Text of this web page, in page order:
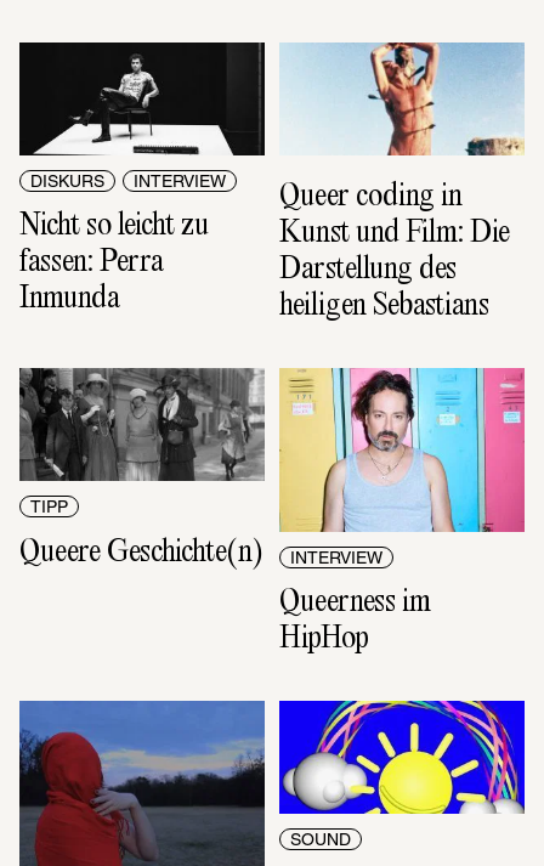
DISKURS INTERVIEW
Nicht so leicht zu
fassen: Perra
Inmunda
Queer coding in
Kunst und Film: Die
Darstellung des
heiligen Sebastians
TIPP
Queere Geschichte(n) INTERVIEW
Queerness im
HipHop
SOUND